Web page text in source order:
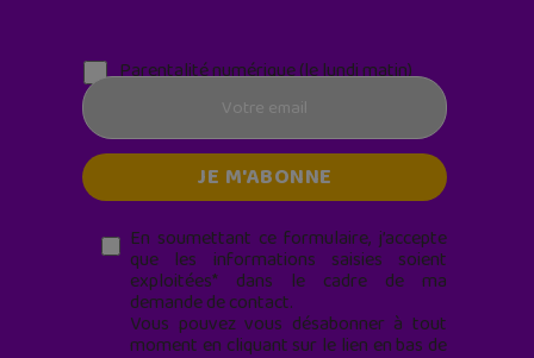
Parentalité numérique (le lundi matin)
En soumettant ce formulaire, j’accepte
que les informations saisies soient
exploitées* dans le cadre de ma
demande de contact.
Vous pouvez vous désabonner à tout
moment en cliquant sur le lien en bas de